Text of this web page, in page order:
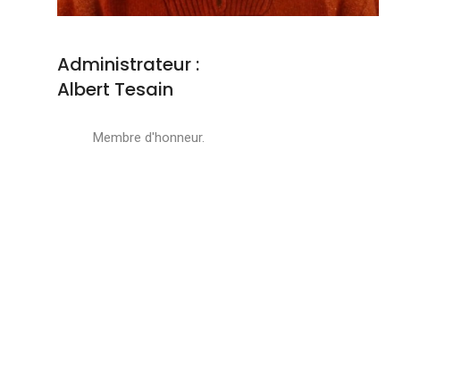
Administrateur :
Albert Tesain
Membre d'honneur.